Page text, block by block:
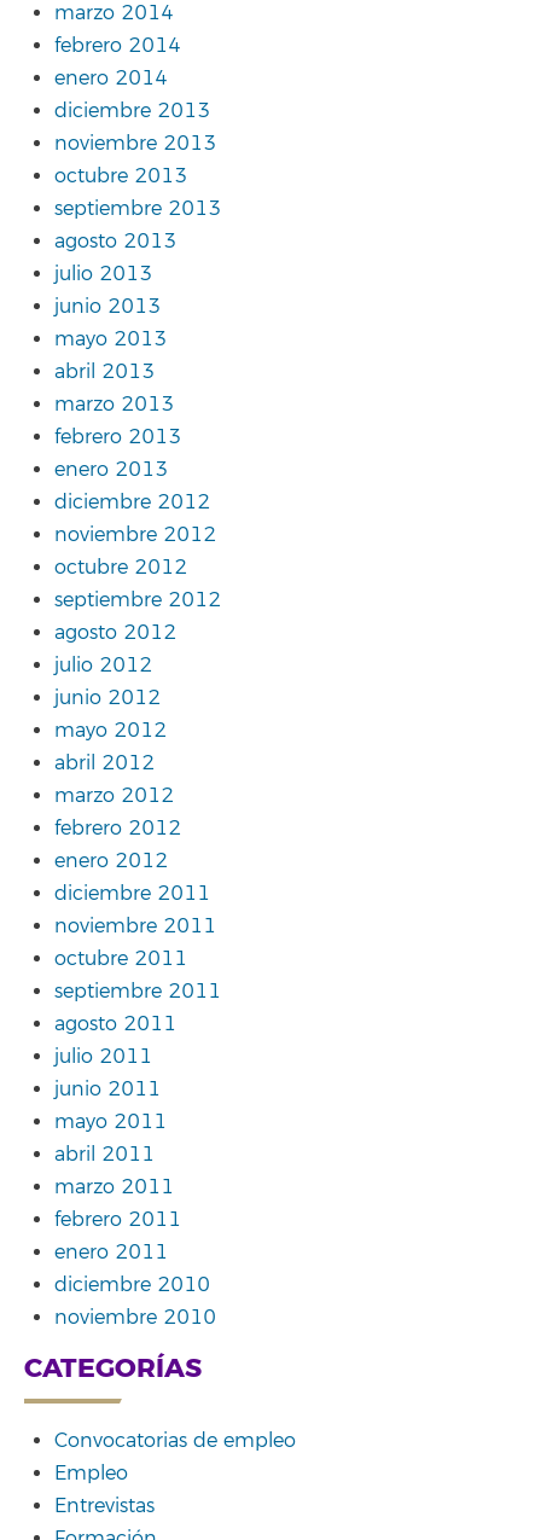
marzo 2014
febrero 2014
enero 2014
diciembre 2013
noviembre 2013
octubre 2013
septiembre 2013
agosto 2013
julio 2013
junio 2013
mayo 2013
abril 2013
marzo 2013
febrero 2013
enero 2013
diciembre 2012
noviembre 2012
octubre 2012
septiembre 2012
agosto 2012
julio 2012
junio 2012
mayo 2012
abril 2012
marzo 2012
febrero 2012
enero 2012
diciembre 2011
noviembre 2011
octubre 2011
septiembre 2011
agosto 2011
julio 2011
junio 2011
mayo 2011
abril 2011
marzo 2011
febrero 2011
enero 2011
diciembre 2010
noviembre 2010
CATEGORÍAS
Convocatorias de empleo
Empleo
Entrevistas